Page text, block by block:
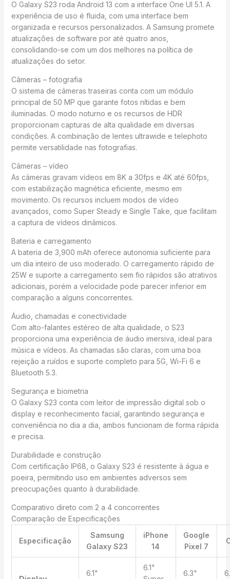
O Galaxy S23 roda Android 13 com a interface One UI 5.1. A
experiência de uso é fluida, com uma interface bem
organizada e recursos personalizados. A Samsung promete
atualizações de software por até quatro anos,
consolidando-se com um dos melhores na política de
atualizações do setor.
Câmeras – fotografia
O sistema de câmeras traseiras conta com um módulo
principal de 50 MP que garante fotos nítidas e bem
iluminadas. O modo noturno e os recursos de HDR
proporcionam capturas de alta qualidade em diversas
condições. A combinação de lentes ultrawide e telephoto
permite versatilidade nas fotografias.
Câmeras – vídeo
As câmeras gravam vídeos em 8K a 30fps e 4K até 60fps,
com estabilização magnética eficiente, mesmo em
movimento. Os recursos incluem modos de vídeo
avançados, como Super Steady e Single Take, que facilitam
a captura de vídeos dinâmicos.
Bateria e carregamento
A bateria de 3,900 mAh oferece autonomia suficiente para
um dia inteiro de uso moderado. O carregamento rápido de
25W e suporte a carregamento sem fio rápidos são atrativos
adicionais, porém a velocidade pode parecer inferior em
comparação a alguns concorrentes.
Áudio, chamadas e conectividade
Com alto-falantes estéreo de alta qualidade, o S23
proporciona uma experiência de áudio imersiva, ideal para
música e vídeos. As chamadas são claras, com uma boa
rejeição a ruídos e suporte completo para 5G, Wi-Fi 6 e
Bluetooth 5.3.
Segurança e biometria
O Galaxy S23 conta com leitor de impressão digital sob o
display e reconhecimento facial, garantindo segurança e
conveniência no dia a dia, ambos funcionam de forma rápida
e precisa.
Durabilidade e construção
Com certificação IP68, o Galaxy S23 é resistente à água e
poeira, permitindo uso em ambientes adversos sem
preocupações quanto à durabilidade.
Comparativo direto com 2 a 4 concorrentes
Comparação de Especificações
Especificação
Samsung
Galaxy S23
iPhone
14
Google
Pixel 7
6.1"
6.1"
6.3"